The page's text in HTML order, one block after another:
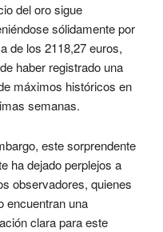
del oro sigue
sólidamente por
de los 2118,27 euros,
haber registrado una
máximos históricos en
semanas.
este sorprendente
ha dejado perplejos a
observadores, quienes
encuentran una
clara para este